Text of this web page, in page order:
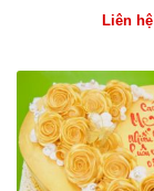
Liên hệ